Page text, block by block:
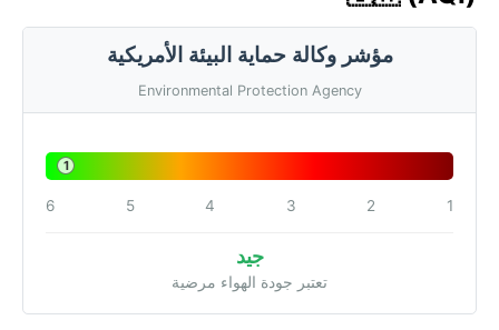
مؤشر وكالة حماية البيئة الأمريكية
Environmental Protection Agency
1
1
2
3
4
5
6
جيد
تعتبر جودة الهواء مرضية